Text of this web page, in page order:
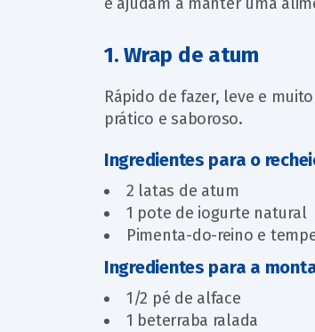
1. Wrap de atum
Rápido de fazer, leve e
prático e saboroso.
Ingredientes para o
2 latas de atum
1 pote de iogurte natural
Pimenta-do-reino e
Ingredientes para a
1/2 pé de alface
1 beterraba ralada